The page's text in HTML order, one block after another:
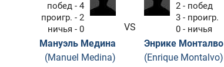
побед - 4
проигр. - 2
ничья - 0
Мануэль Медина
(Manuel Medina)
VS
2 - побед
3 - проигр.
0 - ничья
Энрике Монталво
(Enrique Montalvo)